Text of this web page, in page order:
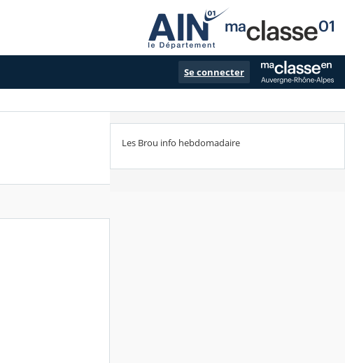
Se connecter
Les Brou info hebdomadaire